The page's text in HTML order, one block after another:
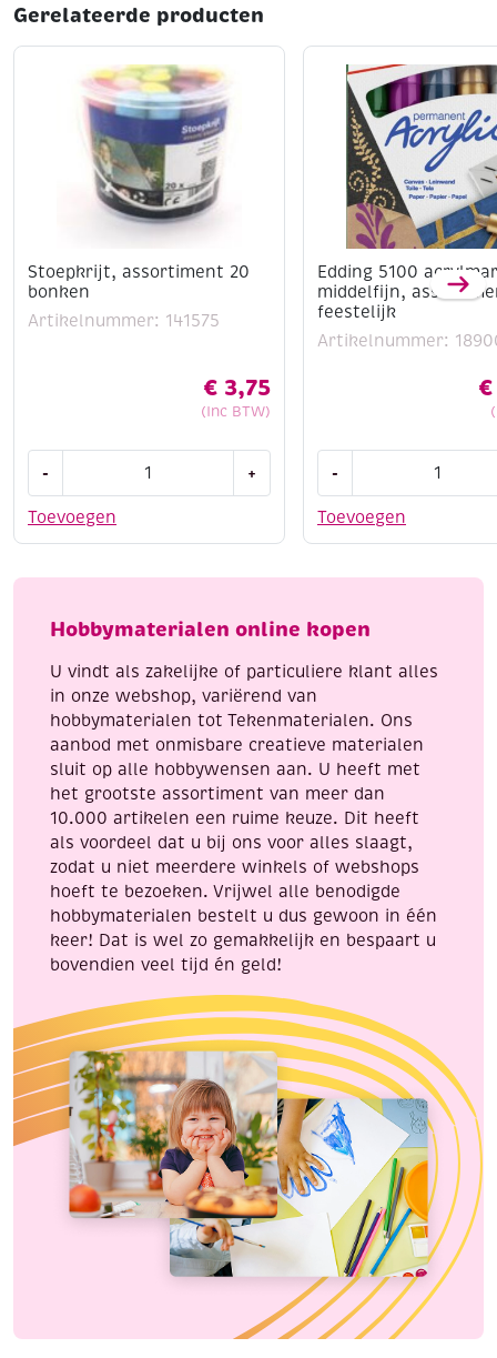
Gerelateerde producten
Stoepkrijt, assortiment 20
bonken
Artikelnummer: 141575
€ 3,75
(Inc BTW)
Toevoegen
-
20
+
Edding 5100
middelfijn,
feestelijk
Artikelnummer:
€
Toevoegen
-
acrylmarkers
feestelijk
Hobbymaterialen online kopen
U vindt als zakelijke of particuliere klant alles
in onze webshop, variërend van
hobbymaterialen tot Tekenmaterialen. Ons
aanbod met onmisbare creatieve materialen
sluit op alle hobbywensen aan. U heeft met
het grootste assortiment van meer dan
10.000 artikelen een ruime keuze. Dit heeft
als voordeel dat u bij ons voor alles slaagt,
zodat u niet meerdere winkels of webshops
hoeft te bezoeken. Vrijwel alle benodigde
hobbymaterialen bestelt u dus gewoon in één
keer! Dat is wel zo gemakkelijk en bespaart u
bovendien veel tijd én geld!